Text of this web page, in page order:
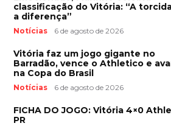
classificação do Vitória: “A
a diferença”
Notícias 6 de agosto de 2026
Vitória faz um jogo gigante no
Barradão, vence o Athletico e
na Copa do Brasil
Notícias 6 de agosto de 2026
FICHA DO JOGO: Vitória 4×0
PR